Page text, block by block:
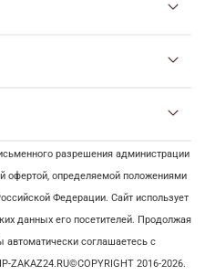
разрешения администрации
офертой, определяемой положениями
Федерации. Сайт использует
данных его посетителей. Продолжая
автоматически соглашаетесь с
ZAKAZ24.RU©COPYRIGHT 2016-2026.